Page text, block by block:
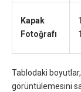
Kapak
Fotoğrafı
Tablodaki
görüntülemesini